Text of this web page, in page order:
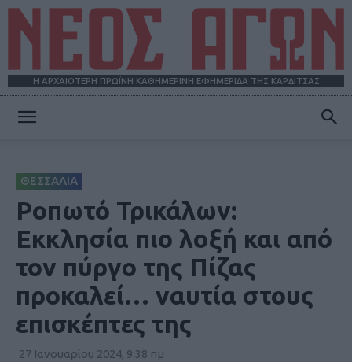
Η ΑΡΧΑΙΟΤΕΡΗ ΠΡΩΪΝΗ ΚΑΘΗΜΕΡΙΝΗ ΕΦΗΜΕΡΙΔΑ ΤΗΣ ΚΑΡΔΙΤΣΑΣ
ΘΕΣΣΑΛΙΑ
Ροπωτό Τρικάλων:
Εκκλησία πιο λοξή και από
τον πύργο της Πίζας
προκαλεί… ναυτία στους
επισκέπτες της
27 Ιανουαρίου 2024, 9:38 πμ